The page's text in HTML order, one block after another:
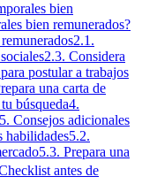
bien
bien remunerados?
2.1.
2.3. Considera
postular a trabajos
una carta de
búsqueda4.
5. Consejos adicionales
habilidades5.2.
5.3. Prepara una
antes de